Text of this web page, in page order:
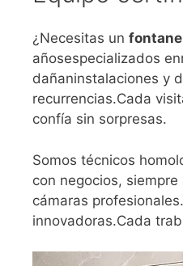
¿Necesitas un
añosespecializados
dañaninstalaciones y
recurrencias.Cada
confía sin sorpresas.
Somos técnicos
con negocios,
cámaras
innovadoras.Cada